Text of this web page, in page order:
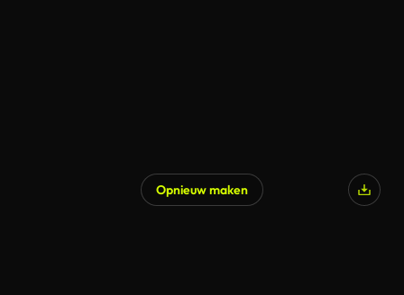
Opnieuw maken